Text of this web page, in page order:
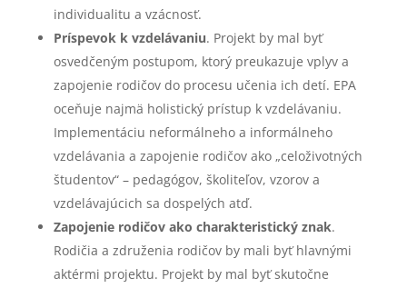
individualitu a vzácnosť.
Príspevok k vzdelávaniu. Projekt by mal byť
osvedčeným postupom, ktorý preukazuje vplyv a
zapojenie rodičov do procesu učenia ich detí. EPA
oceňuje najmä holistický prístup k vzdelávaniu.
Implementáciu neformálneho a informálneho
vzdelávania a zapojenie rodičov ako „celoživotných
študentov“ – pedagógov, školiteľov, vzorov a
vzdelávajúcich sa dospelých atď.
Zapojenie rodičov ako charakteristický znak.
Rodičia a združenia rodičov by mali byť hlavnými
aktérmi projektu. Projekt by mal byť skutočne